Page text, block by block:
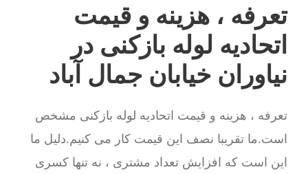
تعرفه ، هزینه و قیمت
اتحادیه لوله بازکنی در
نیاوران خیابان جمال آباد
تعرفه ، هزینه و قیمت اتحادیه لوله بازکنی مشخص
است.ما تقریبا نصف این قیمت کار می کنیم.دلیل ما
این است که افزایش تعداد مشتری ، نه تنها کسری